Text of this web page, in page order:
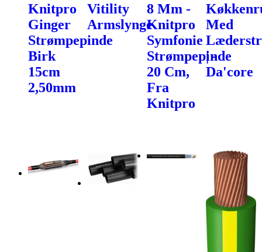
Knitpro
Ginger
Strømpepinde
Birk
15cm
2,50mm
Vitility
Armslynge
8 Mm -
Knitpro
Symfonie
Strømpepinde
20 Cm,
Fra
Knitpro
Med
| -
Da'core